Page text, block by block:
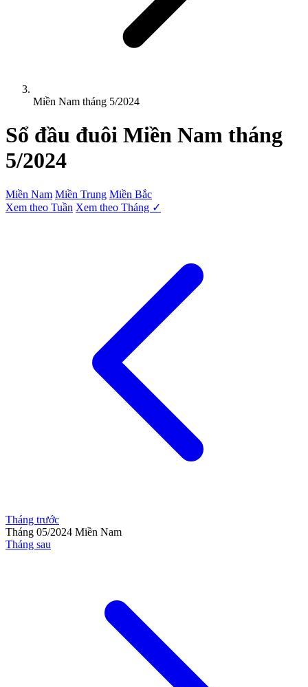
Miền Nam tháng 5/2024
Sổ đầu đuôi Miền Nam tháng
5/2024
Miền Nam Miền Trung Miền Bắc
Xem theo Tuần Xem theo Tháng ✓
Tháng trước
Tháng 05/2024 Miền Nam
Tháng sau